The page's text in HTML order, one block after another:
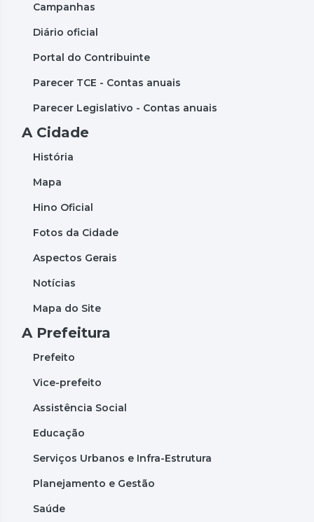
Campanhas
Diário oficial
Portal do Contribuinte
Parecer TCE - Contas anuais
Parecer Legislativo - Contas anuais
A Cidade
História
Mapa
Hino Oficial
Fotos da Cidade
Aspectos Gerais
Notícias
Mapa do Site
A Prefeitura
Prefeito
Vice-prefeito
Assistência Social
Educação
Serviços Urbanos e Infra-Estrutura
Planejamento e Gestão
Saúde